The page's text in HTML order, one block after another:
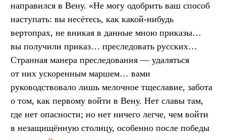
направился в Вену. «Не могу одобрить ваш способ
наступать: вы несётесь, как какой-нибудь
вертопрах, не вникая в данные мною приказы…
вы получили приказ… преследовать русских…
Странная манера преследования — удаляться
от них ускоренным маршем… вами
руководствовало лишь мелочное тщеславие, забота
о том, как первому войти в Вену. Нет славы там,
где нет опасности; но нет ничего легче, чем войти
в незащищённую столицу, особенно после победы